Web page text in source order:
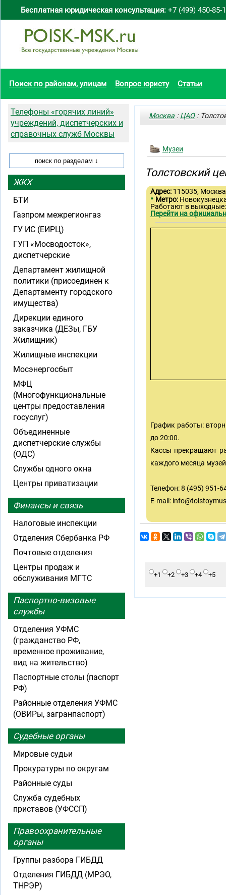
Бесплатная юридическая консультация: +7 (499) 450-85-
Поиск по районам, улицам Вопрос юристу Статьи
Москва :ЦАО:
Музеи
Толстовский
Адрес: 115035,
• Метро:
Работают в
Перейти на
График работы:
до 20:00.
Кассы прекращают
каждого месяца
Телефон: 8 (495) 951-
E-mail:
+1 +2 +3 +4 +5
Телефоны «горячих линий»
учреждений, диспетчерских и
справочных служб Москвы
ЖКХ
БТИ
Газпром межрегионгаз
ГУ ИС (ЕИРЦ)
ГУП «Мосводосток»,
диспетчерские
Департамент жилищной
политики (присоединен к
Департаменту городского
имущества)
Дирекции единого
заказчика (ДЕЗы, ГБУ
Жилищник)
Жилищные инспекции
Мосэнергосбыт
МФЦ
(Многофункциональные
центры предоставления
госуслуг)
Объединенные
диспетчерские службы
(ОДС)
Службы одного окна
Центры приватизации
Финансы и связь
Налоговые инспекции
Отделения Сбербанка РФ
Почтовые отделения
Центры продаж и
обслуживания МГТС
Паспортно-визовые
службы
Отделения УФМС
(гражданство РФ,
временное проживание,
вид на жительство)
Паспортные столы (паспорт
РФ)
Районные отделения УФМС
(ОВИРы, загранпаспорт)
Судебные органы
Мировые судьи
Прокуратуры по округам
Районные суды
Служба судебных
приставов (УФССП)
Правоохранительные
органы
Группы разбора ГИБДД
Отделения ГИБДД (МРЭО,
ТНРЭР)